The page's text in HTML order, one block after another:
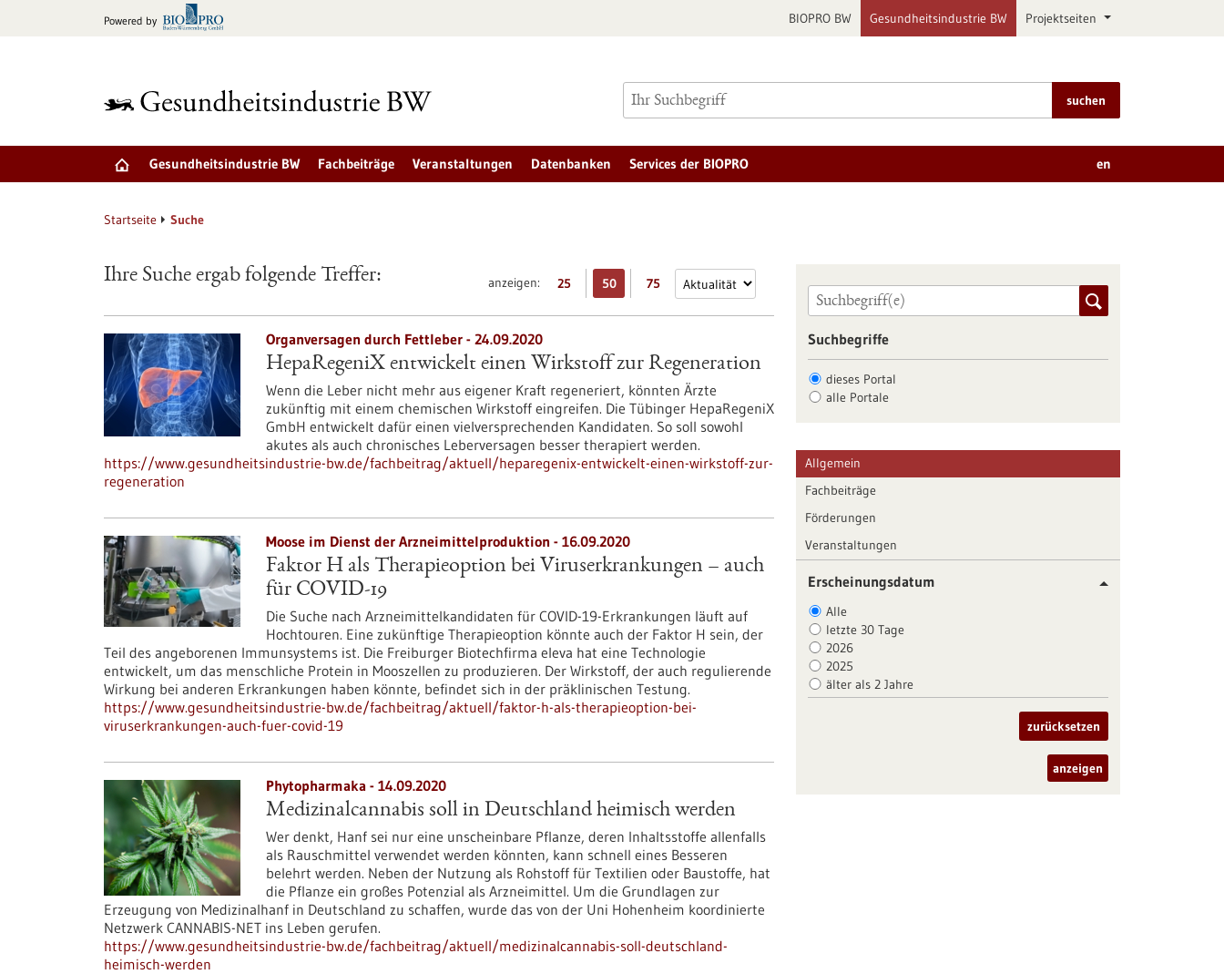
Powered by BIOPRO BW Gesundheitsindustrie BW Projektseiten
suchen
Gesundheitsindustrie BW Fachbeiträge Veranstaltungen Datenbanken Services der BIOPRO en
Startseite Suche
anzeigen: 25 50 75
Ihre Suche ergab folgende Treffer:
Organversagen durch Fettleber - 24.09.2020
HepaRegeniX entwickelt einen Wirkstoff zur Regeneration
Wenn die Leber nicht mehr aus eigener Kraft regeneriert, könnten Ärzte
zukünftig mit einem chemischen Wirkstoff eingreifen. Die Tübinger HepaRegeniX
GmbH entwickelt dafür einen vielversprechenden Kandidaten. So soll sowohl
akutes als auch chronisches Leberversagen besser therapiert werden.
https://www.gesundheitsindustrie-bw.de/fachbeitrag/aktuell/heparegenix-entwickelt-einen-wirkstoff-zur-
regeneration
Moose im Dienst der Arzneimittelproduktion - 16.09.2020
Faktor H als Therapieoption bei Viruserkrankungen – auch
für COVID-19
Die Suche nach Arzneimittelkandidaten für COVID-19-Erkrankungen läuft auf
Hochtouren. Eine zukünftige Therapieoption könnte auch der Faktor H sein, der
Teil des angeborenen Immunsystems ist. Die Freiburger Biotechfirma eleva hat eine Technologie
entwickelt, um das menschliche Protein in Mooszellen zu produzieren. Der Wirkstoff, der auch regulierende
Wirkung bei anderen Erkrankungen haben könnte, befindet sich in der präklinischen Testung.
https://www.gesundheitsindustrie-bw.de/fachbeitrag/aktuell/faktor-h-als-therapieoption-bei-
viruserkrankungen-auch-fuer-covid-19
Phytopharmaka - 14.09.2020
Medizinalcannabis soll in Deutschland heimisch werden
Wer denkt, Hanf sei nur eine unscheinbare Pflanze, deren Inhaltsstoffe allenfalls
als Rauschmittel verwendet werden könnten, kann schnell eines Besseren
belehrt werden. Neben der Nutzung als Rohstoff für Textilien oder Baustoffe, hat
die Pflanze ein großes Potenzial als Arzneimittel. Um die Grundlagen zur
Erzeugung von Medizinalhanf in Deutschland zu schaffen, wurde das von der Uni Hohenheim koordinierte
Netzwerk CANNABIS-NET ins Leben gerufen.
https://www.gesundheitsindustrie-bw.de/fachbeitrag/aktuell/medizinalcannabis-soll-deutschland-
heimisch-werden
Suchbegriffe
dieses Portal
alle Portale
Allgemein
Fachbeiträge
Förderungen
Veranstaltungen
Erscheinungsdatum
Alle
letzte 30 Tage
2026
2025
älter als 2 Jahre
zurücksetzen
anzeigen